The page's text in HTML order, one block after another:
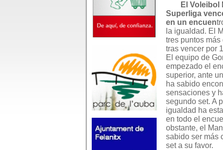
El Voleibol
Superliga
en un encuen
la igualdad. El
tres puntos
tras vencer por
El equipo de
empezado el
superior, ante
ha sabido
sensaciones y
segundo set. A
igualdad ha
en todo el
obstante, el
sabido ser más
set a su favor.